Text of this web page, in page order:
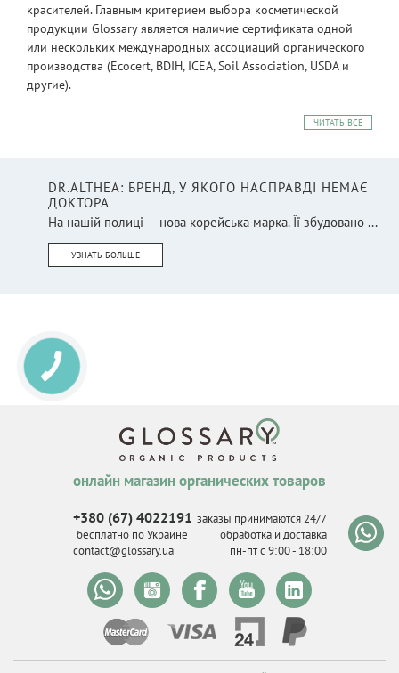
красителей. Главным критерием выбора косметической
продукции Glossary является наличие сертификата одной
или нескольких международных ассоциаций органического
производства (Ecocert, BDIH, ICEA, Soil Association, USDA и
другие).
ЧИТАТЬ ВСЕ
DR.ALTHEA: БРЕНД, У ЯКОГО НАСПРАВДІ НЕМАЄ
ДОКТОРА
На нашій полиці — нова корейська марка. Її збудовано ...
УЗНАТЬ БОЛЬШЕ
онлайн магазин органических товаров
+380 (67) 4022191
бесплатно по Украине
contact@glossary.ua
заказы принимаются 24/7
обработка и доставка
пн-пт с 9:00 - 18:00